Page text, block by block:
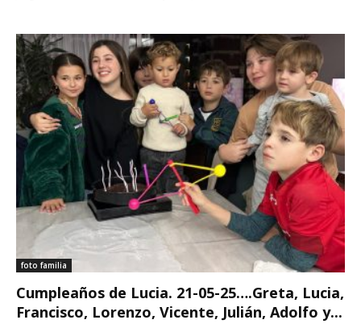
foto familia
Cumpleaños de Lucia. 21-05-25….Greta, Lucia,
Francisco, Lorenzo, Vicente, Julián, Adolfo y...